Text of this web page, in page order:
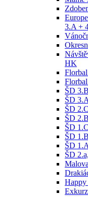
3.A +
HK
ŠD
ŠD
ŠD
ŠD
ŠD
ŠD
ŠD
ŠD